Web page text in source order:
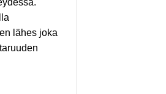
lähes joka